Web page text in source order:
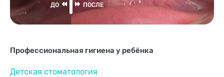
Профессиональная гигиена у ребёнка
Детская стоматология